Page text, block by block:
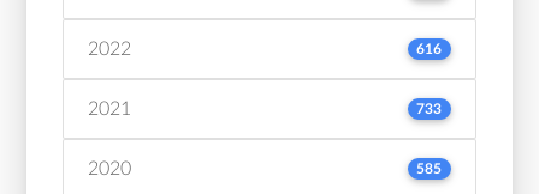
2022 616
2021 733
2020 585